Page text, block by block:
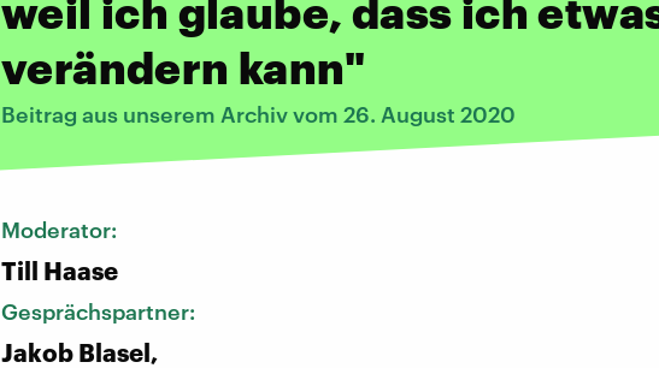
weil ich glaube, dass ich
verändern kann"
Beitrag aus unserem Archiv vom 26. August 2020
Moderator:
Till Haase
Gesprächspartner:
Jakob Blasel,